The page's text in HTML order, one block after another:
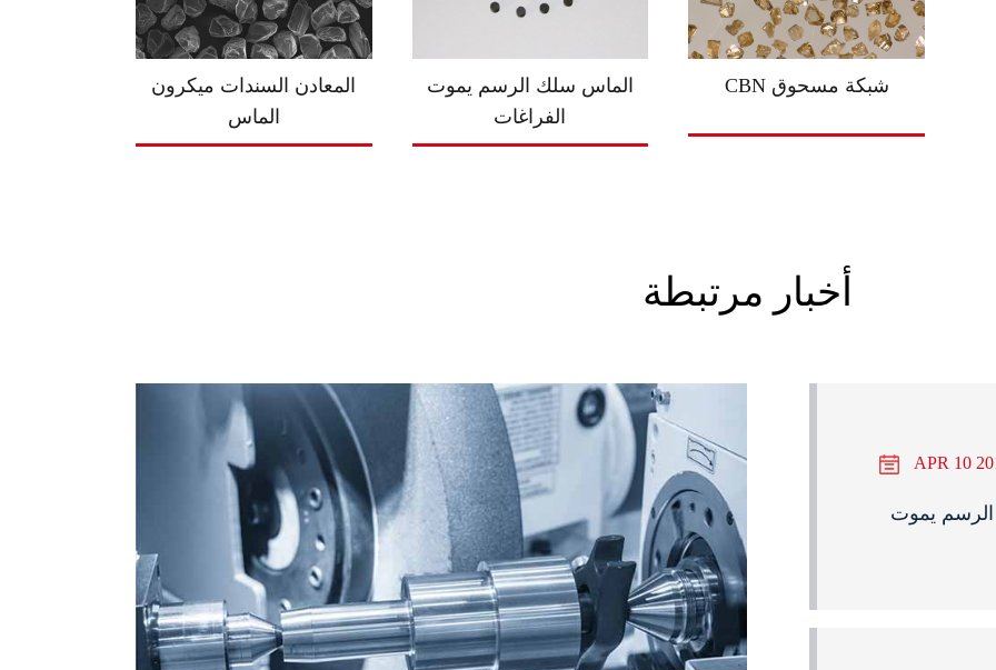
المعادن السندات ميكرون
الماس
الماس سلك الرسم يموت
الفراغات
CBN شبكة مسحوق
أخبار مرتبطة
APR 10
الرسم يموت